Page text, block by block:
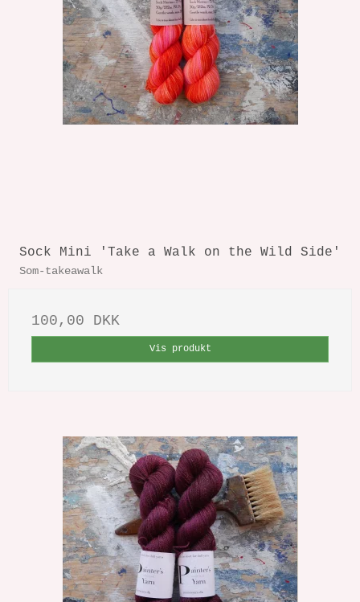
Sock Mini 'Take a Walk on the Wild Side'
Som-takeawalk
100,00 DKK
Vis produkt